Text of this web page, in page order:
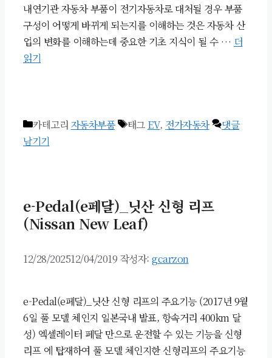
내연기관 자동차 부품이 전기자동차로 대처될 경우 부품
구성이 어떻게 바뀌게 되는지를 이해하는 것은 자동차 산
업의 변화를 이해하는데 중요한 기초 지식이 될 수 … 더
읽기
카테고리 자동차부품 태그 EV, 전가자동차
댓글
남기기
e-Pedal(e페달)_닛산 신형 리프
(Nissan New Leaf)
12/28/202512/04/2019 작성자: gcarzon
e-Pedal(e페달)_닛산 신형 리프의 주요기능 (2017년 9월
6일 풀 모델 체인지 일본국내 발표, 항속거리 400km 달
성) 엑셀레이터 페달 만으로 운전할 수 있는 기능을 신형
리프 에 탑재하여 풀 모델 체인지한 신형리프의 주요기능